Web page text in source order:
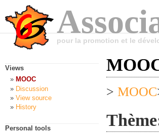
pour la promotion et le
> MOOC
Views
MOOC
Discussion
View source
History
Personal tools